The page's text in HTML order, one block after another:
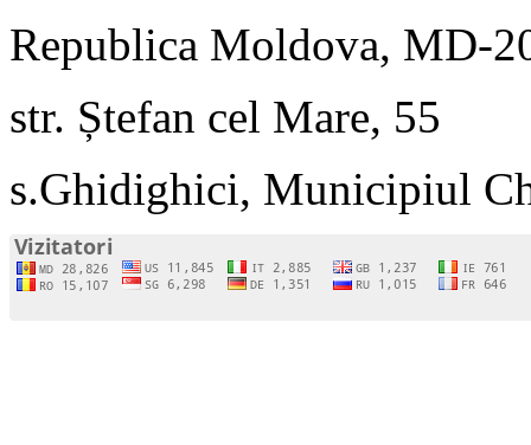
Republica Moldova, MD-
str. Ștefan cel Mare, 55
s.Ghidighici, Municipiul